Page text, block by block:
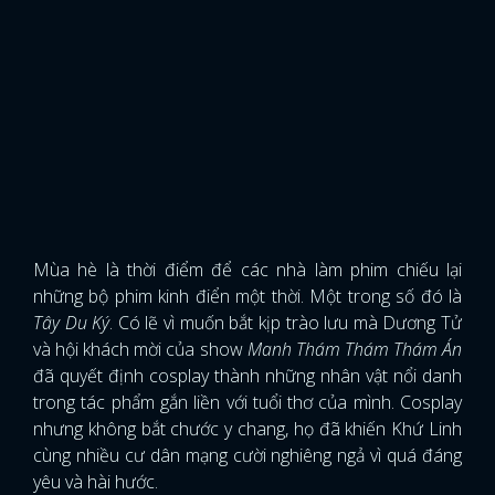
Mùa hè là thời điểm để các nhà làm phim chiếu lại
những bộ phim kinh điển một thời. Một trong số đó là
Tây Du Ký. Có lẽ vì muốn bắt kịp trào lưu mà Dương Tử
và hội khách mời của showManh Thám Thám Thám Án
đã quyết định cosplay thành những nhân vật nổi danh
trong tác phẩm gắn liền với tuổi thơ của mình. Cosplay
nhưng không bắt chước y chang, họ đã khiến Khứ Linh
cùng nhiều cư dân mạng cười nghiêng ngả vì quá đáng
yêu và hài hước.